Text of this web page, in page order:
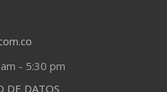
- 5:30 pm
DE DATOS